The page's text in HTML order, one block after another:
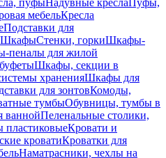
пуфыНадувные креслаПуфы,
мебельКресла
Подставки для
ШкафыСтенки, горкиШкафы-
пеналы для жилой
Шкафы, секции в
храненияШкафы для
для зонтовКомоды,
тумбыОбувницы, тумбы в
ваннойПеленальные столики,
пластиковыеКровати и
кроватиКроватки для
Наматрасники, чехлы на